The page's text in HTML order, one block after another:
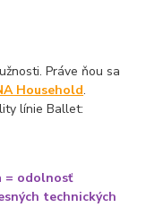
Práve ňou sa
Household.
línie Ballet:
= odolnosť
technických